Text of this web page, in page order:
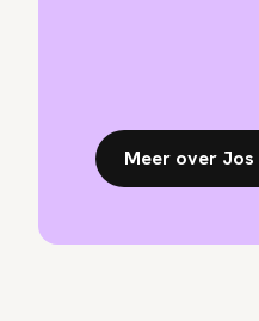
Meer over Jos